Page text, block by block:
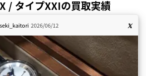
/ タイプXXIの買取実績
2026/06/12